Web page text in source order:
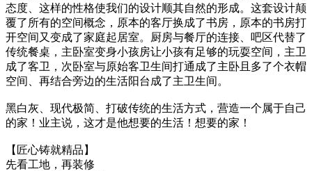
态度、这样的性格使我们的设计顺其自然的形成。这套设计颠
覆了所有的空间概念，原本的客厅换成了书房，原本的书房打
开空间又变成了家庭起居室。厨房与餐厅的连接、吧区代替了
传统餐桌，主卧室变身小孩房让小孩有足够的玩耍空间，主卫
成了客卫，次卧室与原始客卫生间打通成了主卧且多了个衣帽
空间、再结合旁边的生活阳台成了主卫生间。
黑白灰、现代极简、打破传统的生活方式，营造一个属于自己
的家！业主说，这才是他想要的生活！想要的家！
【匠心铸就精品】
先看工地，再装修